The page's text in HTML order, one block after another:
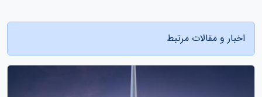
اخبار و مقالات مرتبط